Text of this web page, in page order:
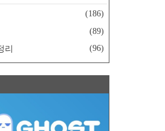
(186)
(89)
리
(96)